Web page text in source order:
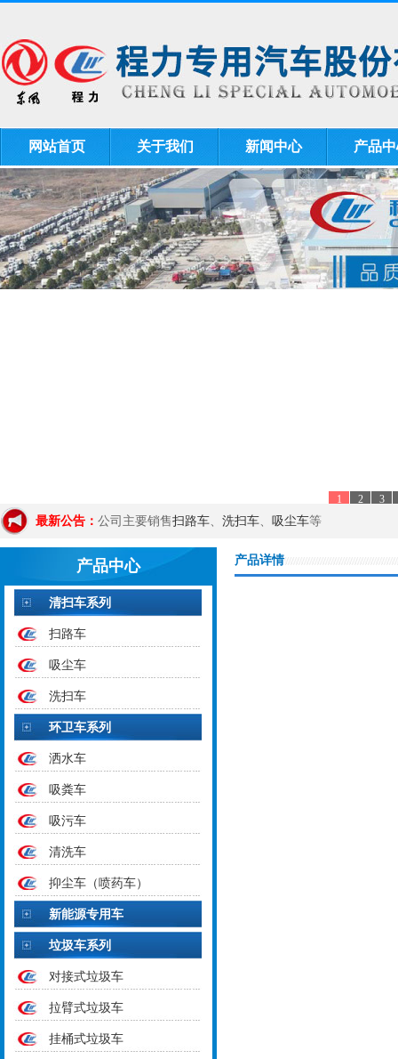
网站首页 关于我们 新闻中心 产品
3
2
1
最新公告： 公司主要销售扫路车、 洗扫车、 吸尘车等
产品中心
清扫车系列
扫路车
吸尘车
洗扫车
环卫车系列
洒水车
吸粪车
吸污车
清洗车
抑尘车（喷药车）
新能源专用车
垃圾车系列
对接式垃圾车
拉臂式垃圾车
挂桶式垃圾车
产品详情